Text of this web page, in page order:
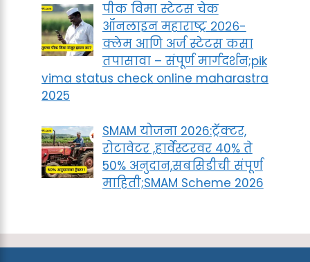
पीक विमा स्टेटस चेक
ऑनलाइन महाराष्ट्र २०२६-
क्लेम आणि अर्ज स्टेटस कसा
तपासावा – संपूर्ण मार्गदर्शन;pik
vima status check online maharastra
2025
SMAM योजना 2026:ट्रॅक्टर,
रोटावेटर ,हार्वेस्टरवर 40% ते
50% अनुदान,सबसिडीची संपूर्ण
माहिती;SMAM Scheme 2026